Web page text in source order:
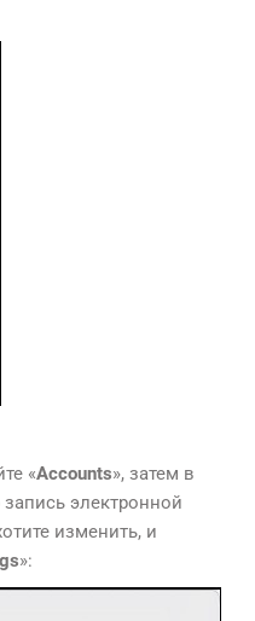
«Accounts», затем в
электронной
изменить, и
»: